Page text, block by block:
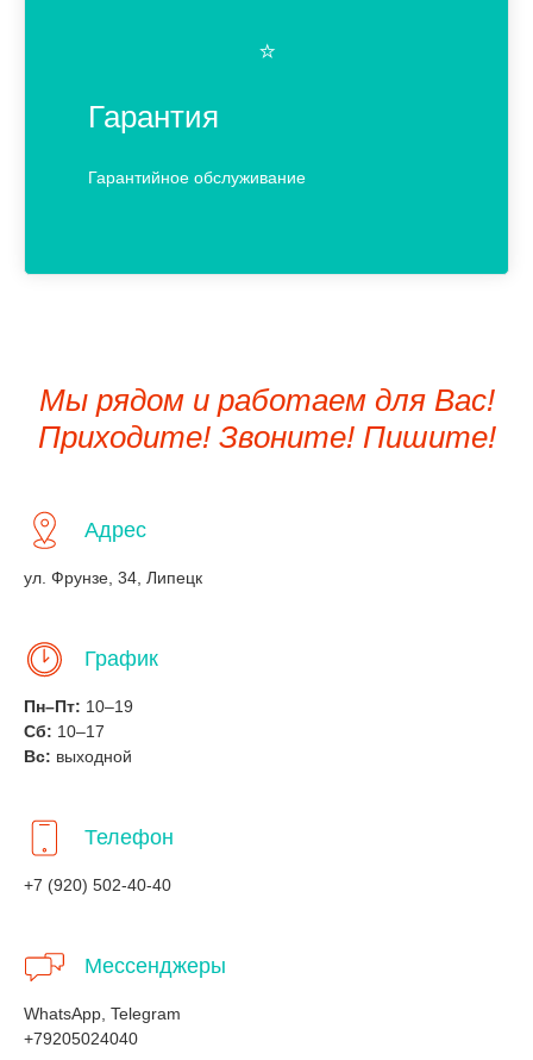
⭐️
Гарантия
Гарантийное обслуживание
Мы рядом и работаем для Вас!
Приходите! Звоните! Пишите!
Адрес
ул. Фрунзе, 34, Липецк
График
Пн–Пт: 10–19
Сб: 10–17
Вс: выходной
Телефон
+7 (920) 502-40-40
Мессенджеры
WhatsApp, Telegram
+79205024040